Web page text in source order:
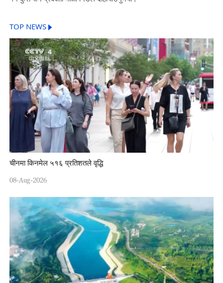
TOP NEWS
चीनमा किनमेल ५१६ प्रतिशतले वृद्धि
08-Aug-2026